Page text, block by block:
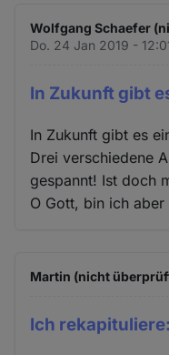
Wolfgang Schaefer
Do. 24 Jan 2019 -
In Zukunft gibt
In Zukunft gibt es
Drei verschiedene
gespannt! Ist doch
O Gott, bin ich aber
Martin (nicht
Ich